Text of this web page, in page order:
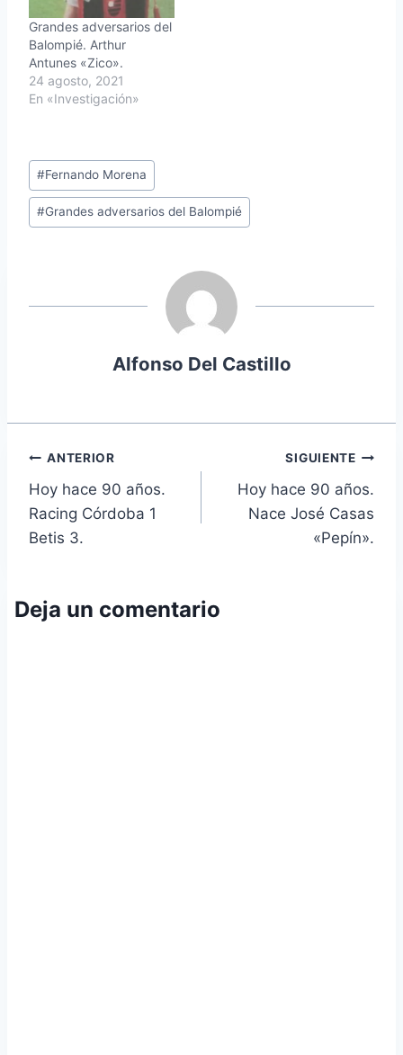
Grandes adversarios del
Balompié. Arthur
Antunes «Zico».
24 agosto, 2021
En «Investigación»
Etiquetas
de
la
#Fernando Morena
#Grandes adversarios del Balompié
Alfonso Del Castillo
Navegación
de
entradas
ANTERIOR
Hoy hace 90 años.
Racing Córdoba 1
Betis 3.
SIGUIENTE
Hoy hace 90 años.
Nace José Casas
«Pepín».
Deja un comentario